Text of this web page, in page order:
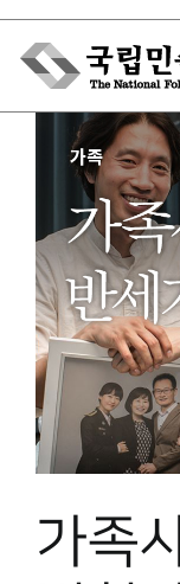
Skip
content
박물관에서는
민속이야기
민속 인사이드
원문보기 PDF
박물관 홈페이지
가족